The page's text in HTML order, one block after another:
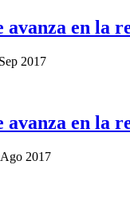
avanza en la
2017
avanza en la
2017